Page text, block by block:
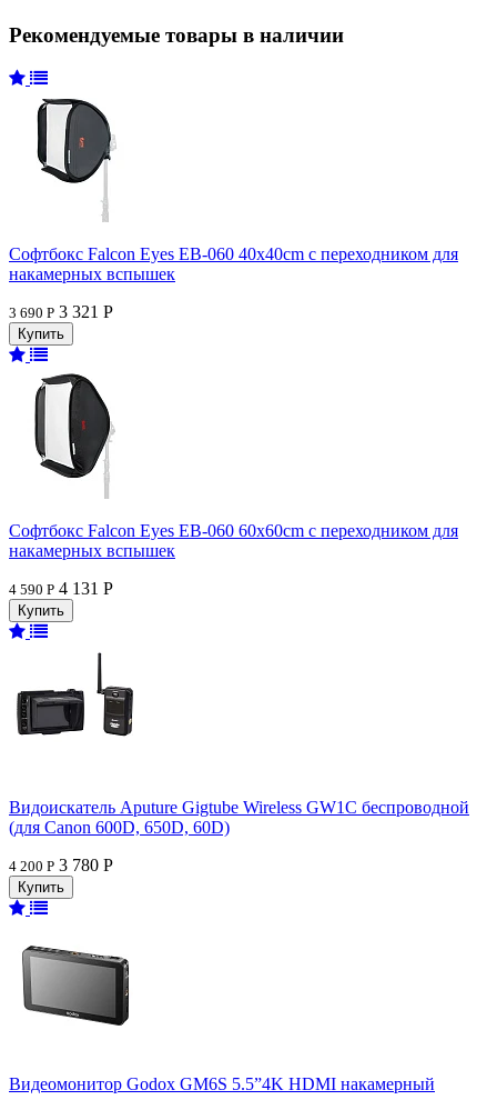
Рекомендуемые товары в наличии
Софтбокс Falcon Eyes EB-060 40x40cm с переходником для
накамерных вспышек
3 690 Р 3 321 Р
Софтбокс Falcon Eyes EB-060 60x60cm с переходником для
накамерных вспышек
4 590 Р 4 131 Р
Видоискатель Aputure Gigtube Wireless GW1C беспроводной
(для Canon 600D, 650D, 60D)
4 200 Р 3 780 Р
Видеомонитор Godox GM6S 5.5”4K HDMI накамерный